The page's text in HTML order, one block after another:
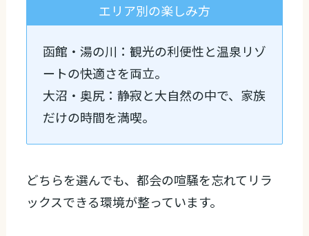
エリア別の楽しみ方
函館・湯の川：観光の利便性と温泉リゾ
ートの快適さを両立。
大沼・奥尻：静寂と大自然の中で、家族
だけの時間を満喫。
どちらを選んでも、都会の喧騒を忘れてリラ
ックスできる環境が整っています。